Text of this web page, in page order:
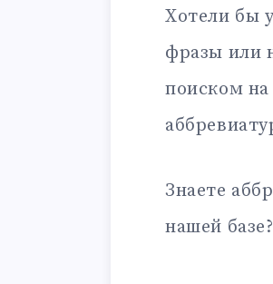
Хотели бы
фразы или
поиском
Знаете
нашей